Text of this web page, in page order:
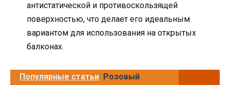
антистатической и противоскользящей
поверхностью, что делает его идеальным
вариантом для использования на открытых
балконах.
Популярные статьи Розовый